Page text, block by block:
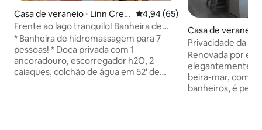
Casa de veraneio ⋅ Linn Cree
k
4,94 de uma avaliação média
4,94 (65)
Frente ao lago tranquilo! Banheira de
hidromassagem, brinquedos H2O e
animais de estimação!
* Banheira de hidromassagem para 7
pessoas! * Doca privada com 1
ancoradouro, escorregador h2O, 2
caiaques, colchão de água em 52' de
Casa de veraneio
Privacidade da
vistas para a água!
Renovada por
elegantemente
beira-mar, com 4
banheiros, é